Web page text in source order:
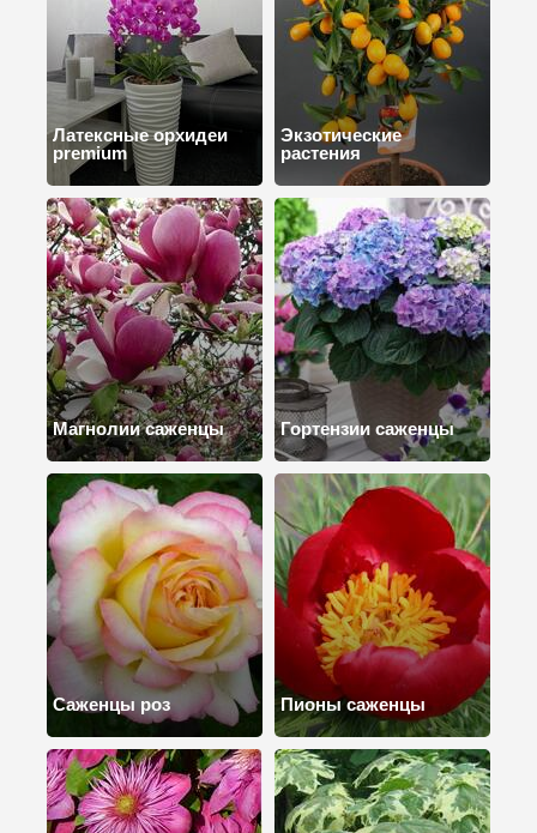
Латексные орхидеи
premium
Экзотические
растения
Магнолии саженцы Гортензии саженцы
Саженцы роз Пионы саженцы